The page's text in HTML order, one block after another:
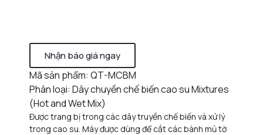
Nhận báo giá ngay
Mã sản phẩm: QT-MCBM
Phân loại: Dây chuyền chế biến cao su Mixtures
(Hot and Wet Mix)
Được trang bị trong các dây truyền chế biến và xử lý
trong cao su. Máy được dùng để cắt các bành mủ tờ